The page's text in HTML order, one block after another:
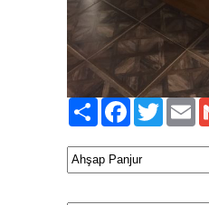
PaylaşFacebook